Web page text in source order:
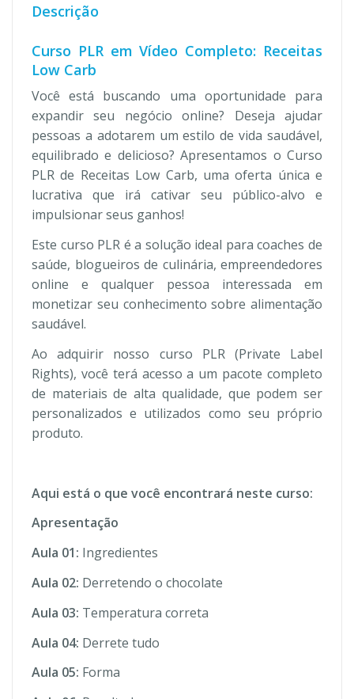
Descrição
Curso PLR em Vídeo Completo: Receitas
Low Carb
Você está buscando uma oportunidade para
expandir seu negócio online? Deseja ajudar
pessoas a adotarem um estilo de vida saudável,
equilibrado e delicioso? Apresentamos o Curso
PLR de Receitas Low Carb, uma oferta única e
lucrativa que irá cativar seu público-alvo e
impulsionar seus ganhos!
Este curso PLR é a solução ideal para coaches de
saúde, blogueiros de culinária, empreendedores
online e qualquer pessoa interessada em
monetizar seu conhecimento sobre alimentação
saudável.
Ao adquirir nosso curso PLR (Private Label
Rights), você terá acesso a um pacote completo
de materiais de alta qualidade, que podem ser
personalizados e utilizados como seu próprio
produto.
Aqui está o que você encontrará neste curso:
Apresentação
Aula 01: Ingredientes
Aula 02: Derretendo o chocolate
Aula 03: Temperatura correta
Aula 04: Derrete tudo
Aula 05: Forma